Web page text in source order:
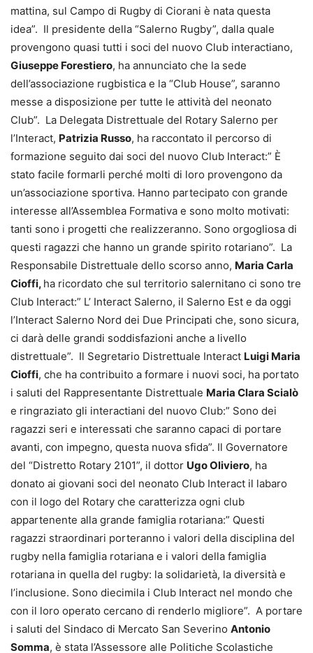
mattina, sul Campo di Rugby di Ciorani è nata questa
idea”. Il presidente della “Salerno Rugby”, dalla quale
provengono quasi tutti i soci del nuovo Club interactiano,
Giuseppe Forestiero, ha annunciato che la sede
dell’associazione rugbistica e la “Club House”, saranno
messe a disposizione per tutte le attività del neonato
Club”. La Delegata Distrettuale del Rotary Salerno per
l’Interact, Patrizia Russo, ha raccontato il percorso di
formazione seguito dai soci del nuovo Club Interact:” È
stato facile formarli perché molti di loro provengono da
un’associazione sportiva. Hanno partecipato con grande
interesse all’Assemblea Formativa e sono molto motivati:
tanti sono i progetti che realizzeranno. Sono orgogliosa di
questi ragazzi che hanno un grande spirito rotariano”. La
Responsabile Distrettuale dello scorso anno, Maria Carla
Cioffi, ha ricordato che sul territorio salernitano ci sono tre
Club Interact:” L’ Interact Salerno, il Salerno Est e da oggi
l’Interact Salerno Nord dei Due Principati che, sono sicura,
ci darà delle grandi soddisfazioni anche a livello
distrettuale”. Il Segretario Distrettuale Interact Luigi Maria
Cioffi, che ha contribuito a formare i nuovi soci, ha portato
i saluti del Rappresentante Distrettuale Maria Clara Scialò
e ringraziato gli interactiani del nuovo Club:” Sono dei
ragazzi seri e interessati che saranno capaci di portare
avanti, con impegno, questa nuova sfida”. Il Governatore
del “Distretto Rotary 2101”, il dottor Ugo Oliviero, ha
donato ai giovani soci del neonato Club Interact il labaro
con il logo del Rotary che caratterizza ogni club
appartenente alla grande famiglia rotariana:” Questi
ragazzi straordinari porteranno i valori della disciplina del
rugby nella famiglia rotariana e i valori della famiglia
rotariana in quella del rugby: la solidarietà, la diversità e
l’inclusione. Sono diecimila i Club Interact nel mondo che
con il loro operato cercano di renderlo migliore”. A portare
i saluti del Sindaco di Mercato San Severino Antonio
Somma, è stata l’Assessore alle Politiche Scolastiche